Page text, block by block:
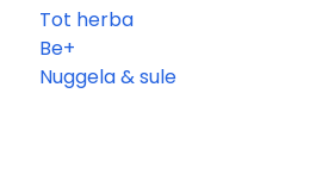
Tot herba
Be+
Nuggela & sule